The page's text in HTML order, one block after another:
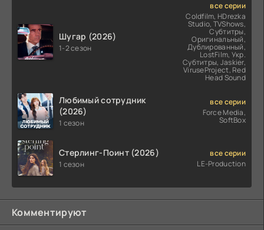
Шугар (2026)
1-2 сезон
все серии
Coldfilm, HDrezka
Studio, TVShows,
Субтитры,
Оригинальный,
Дублированный,
LostFilm, Укр.
Субтитры, Jaskier,
ViruseProject, Red
Head Sound
Любимый сотрудник
(2026)
1 сезон
все серии
Force Media,
SoftBox
Стерлинг-Поинт (2026)
1 сезон
все серии
LE-Production
Комментируют